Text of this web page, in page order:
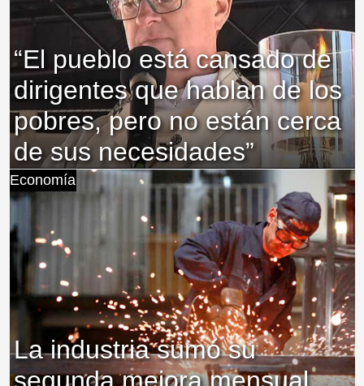
“El pueblo está cansado de
dirigentes que hablan de los
pobres, pero no están cerca
de sus necesidades”
Economía
La industria sumó su